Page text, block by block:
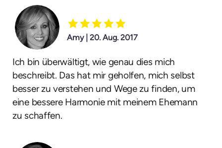
Amy | 20. Aug. 2017
Ich bin überwältigt, wie genau dies mich
beschreibt. Das hat mir geholfen, mich selbst
besser zu verstehen und Wege zu finden, um
eine bessere Harmonie mit meinem Ehemann
zu schaffen.